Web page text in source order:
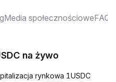
Media społecznościoweFAQ
na żywo
rynkowa 1USDC